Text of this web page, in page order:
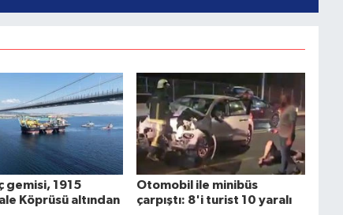
gemisi, 1915
Köprüsü altından
Otomobil ile minibüs
çarpıştı: 8'i turist 10 yaralı